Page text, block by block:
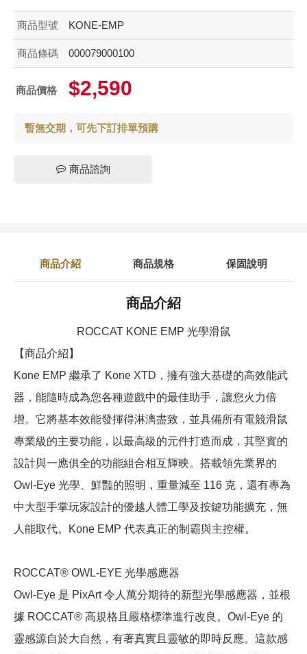
商品型號 KONE-EMP
商品條碼 000079000100
商品價格 $2,590
暫無交期，可先下訂排單預購
商品諮詢
商品介紹 商品規格 保固說明
商品介紹
ROCCAT KONE EMP 光學滑鼠
【商品介紹】
Kone EMP 繼承了 Kone XTD，擁有強大基礎的高效能武
器，能隨時成為您各種遊戲中的最佳助手，讓您火力倍
增。它將基本效能發揮得淋漓盡致，並具備所有電競滑鼠
專業級的主要功能，以最高級的元件打造而成，其堅實的
設計與一應俱全的功能組合相互輝映。搭載領先業界的
Owl-Eye 光學、鮮豔的照明，重量減至 116 克，還有專為
中大型手掌玩家設計的優越人體工學及按鍵功能擴充，無
人能取代。Kone EMP 代表真正的制霸與主控權。
ROCCAT® OWL-EYE 光學感應器
Owl-Eye 是 PixArt 令人萬分期待的新型光學感應器，並根
據 ROCCAT® 高規格且嚴格標準進行改良。Owl-Eye 的
靈感源自於大自然，有著真實且靈敏的即時反應。這款感